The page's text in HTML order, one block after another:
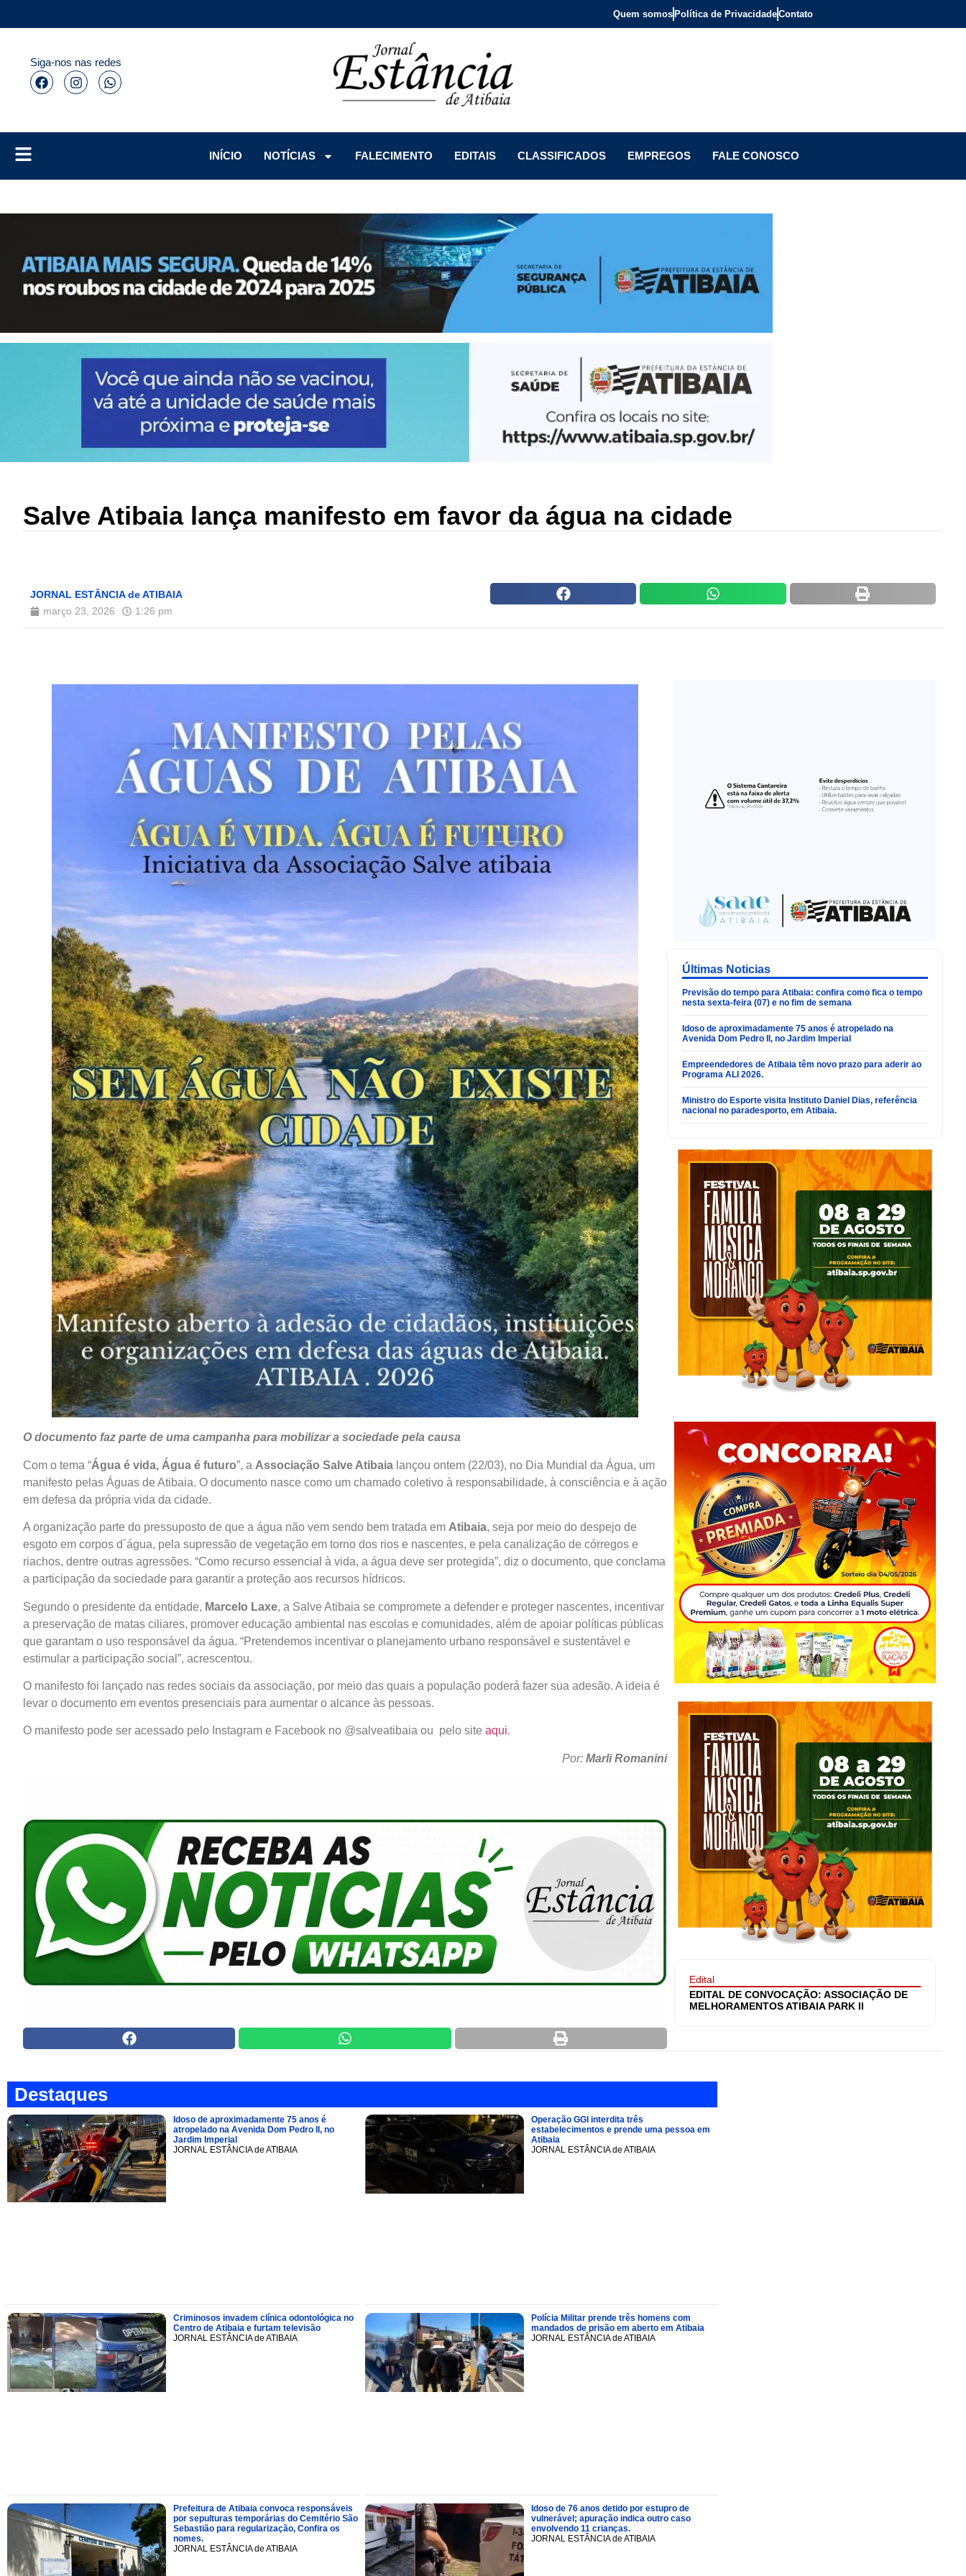
Quem somos Política de PrivacidadeContato
Siga-nos nas redes
INÍCIO
NOTÍCIAS FALECIMENTO EDITAIS CLASSIFICADOS EMPREGOS FALE CONOSCO
Salve Atibaia lança manifesto em favor da água na cidade
JORNAL ESTÂNCIA de ATIBAIA
março 23, 2026
1:26 pm
O documento faz parte de uma campanha para mobilizar a sociedade pela causa
Com o tema “Água é vida, Água é futuro”, a Associação Salve Atibaia lançou ontem (22/03), no Dia Mundial da Água, um
manifesto pelas Águas de Atibaia. O documento nasce como um chamado coletivo à responsabilidade, à consciência e à ação
em defesa da própria vida da cidade.
A organização parte do pressuposto de que a água não vem sendo bem tratada em Atibaia, seja por meio do despejo de
esgoto em corpos d´água, pela supressão de vegetação em torno dos rios e nascentes, e pela canalização de córregos e
riachos, dentre outras agressões. “Como recurso essencial à vida, a água deve ser protegida”, diz o documento, que conclama
a participação da sociedade para garantir a proteção aos recursos hídricos.
Segundo o presidente da entidade, Marcelo Laxe, a Salve Atibaia se compromete a defender e proteger nascentes, incentivar
a preservação de matas ciliares, promover educação ambiental nas escolas e comunidades, além de apoiar políticas públicas
que garantam o uso responsável da água. “Pretendemos incentivar o planejamento urbano responsável e sustentável e
estimular a participação social”, acrescentou.
O manifesto foi lançado nas redes sociais da associação, por meio das quais a população poderá fazer sua adesão. A ideia é
levar o documento em eventos presenciais para aumentar o alcance às pessoas.
O manifesto pode ser acessado pelo Instagram e Facebook no @salveatibaia ou pelo site aqui.
Por: Marli Romanini
Últimas Noticias
Previsão do tempo para Atibaia: confira como fica o tempo
nesta sexta-feira (07) e no fim de semana
Idoso de aproximadamente 75 anos é atropelado na
Avenida Dom Pedro II, no Jardim Imperial
Empreendedores de Atibaia têm novo prazo para aderir ao
Programa ALI 2026.
Ministro do Esporte visita Instituto Daniel Dias, referência
nacional no paradesporto, em Atibaia.
Edital
EDITAL DE CONVOCAÇÃO: ASSOCIAÇÃO DE
MELHORAMENTOS ATIBAIA PARK II
Destaques
Idoso de aproximadamente 75 anos é
atropelado na Avenida Dom Pedro II, no
Jardim Imperial
JORNAL ESTÂNCIA de ATIBAIA
Operação GGI interdita três
estabelecimentos e prende uma pessoa em
Atibaia
JORNAL ESTÂNCIA de ATIBAIA
Criminosos invadem clínica odontológica no
Centro de Atibaia e furtam televisão
JORNAL ESTÂNCIA de ATIBAIA
Polícia Militar prende três homens com
mandados de prisão em aberto em Atibaia
JORNAL ESTÂNCIA de ATIBAIA
Prefeitura de Atibaia convoca responsáveis
por sepulturas temporárias do Cemitério São
Sebastião para regularização, Confira os
nomes.
JORNAL ESTÂNCIA de ATIBAIA
Idoso de 76 anos detido por estupro de
vulnerável; apuração indica outro caso
envolvendo 11 crianças.
JORNAL ESTÂNCIA de ATIBAIA